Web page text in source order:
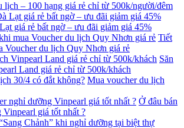
lịch – 100 hạng giá rẻ chỉ từ 500k/người/đêm
giá rẻ bất ngờ – ưu đãi giảm giá 45%
Tiết
Voucher du lịch Quy Nhơn giá rẻ
Săn
Land giá rẻ chỉ từ 500k/khách
Mua voucher du lịch
Ở đâu bán
giá tốt nhất ?